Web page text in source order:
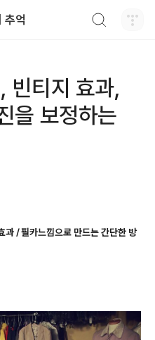
추억
빈티지 효과,
을 보정하는
과 / 필카느낌으로 만드는 간단한 방